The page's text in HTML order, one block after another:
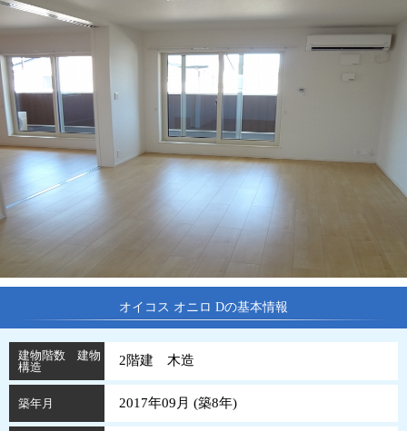
オイコス オニロ Dの基本情報
建物階数 建物
構造
2階建 木造
築年月 2017年09月 (築8年)